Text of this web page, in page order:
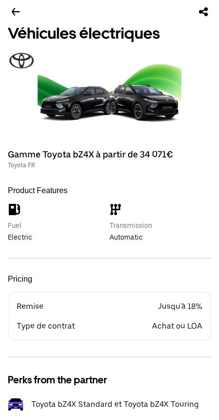
Véhicules électriques
Gamme Toyota bZ4X à partir de 34 071€
Toyota FR
Product Features
Fuel
Electric
Transmission
Automatic
Pricing
Remise Jusqu'à 18%
Type de contrat Achat ou LOA
Perks from the partner
Toyota bZ4X Standard et Toyota bZ4X Touring